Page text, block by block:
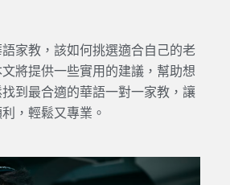
家教，該如何挑選適合自己的老
將提供一些實用的建議，幫助想
到最合適的華語一對一家教，讓
，輕鬆又專業。